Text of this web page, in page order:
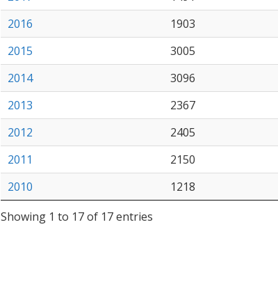
2016
1903
2015
3005
2014
3096
2013
2367
2012
2405
2011
2150
2010
1218
Showing 1 to 17 of 17 entries